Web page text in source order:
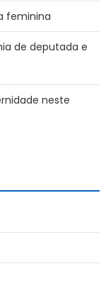
feminina
de deputada e
neste